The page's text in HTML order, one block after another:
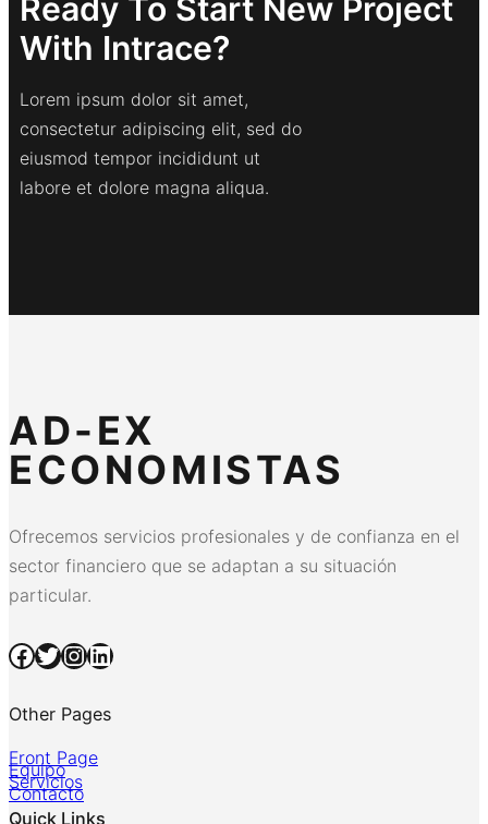
Ready To Start New Project
With Intrace?
Lorem ipsum dolor sit amet,
consectetur adipiscing elit, sed do
eiusmod tempor incididunt ut
labore et dolore magna aliqua.
AD-EX
ECONOMISTAS
Ofrecemos servicios profesionales y de confianza en el
sector financiero que se adaptan a su situación
particular.
Facebook Twitter InstagramLinkedIn
Other Pages
Front Page
Equipo
Servicios
Contacto
Quick Links